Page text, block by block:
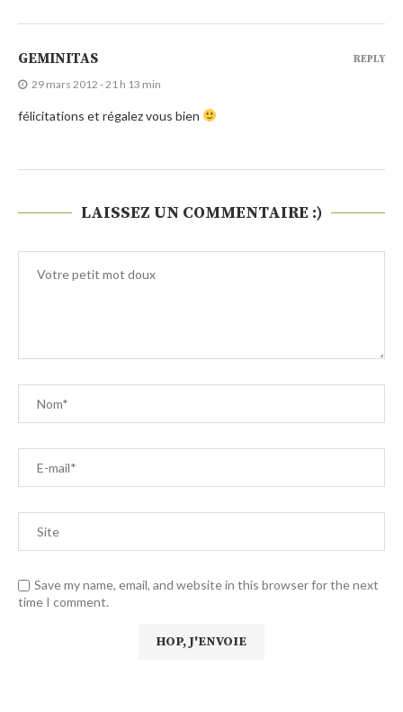
GEMINITAS
29 mars 2012 - 21 h 13 min
félicitations et régalez vous bien
REPLY
LAISSEZ UN COMMENTAIRE :)
Save my name, email, and website in this browser for the next
time I comment.